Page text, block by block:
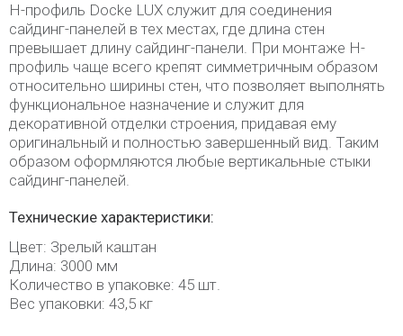
H-профиль Docke LUX служит для соединения
сайдинг-панелей в тех местах, где длина стен
превышает длину сайдинг-панели. При монтаже H-
профиль чаще всего крепят симметричным образом
относительно ширины стен, что позволяет выполнять
функциональное назначение и служит для
декоративной отделки строения, придавая ему
оригинальный и полностью завершенный вид. Таким
образом оформляются любые вертикальные стыки
сайдинг-панелей.
Технические характеристики:
Цвет: Зрелый каштан
Длина: 3000 мм
Количество в упаковке: 45 шт.
Вес упаковки: 43,5 кг